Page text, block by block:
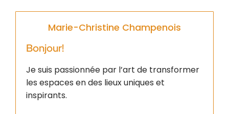
Marie-Christine Champenois
Bonjour!
Je suis passionnée par l’art de transformer
les espaces en des lieux uniques et
inspirants.